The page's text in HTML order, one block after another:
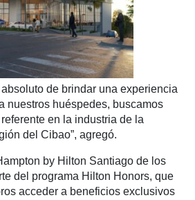
de brindar una experiencia
nuestros huéspedes, buscamos
en la industria de la
del Cibao”, agregó.
by Hilton Santiago de los
del programa Hilton Honors, que
acceder a beneficios exclusivos